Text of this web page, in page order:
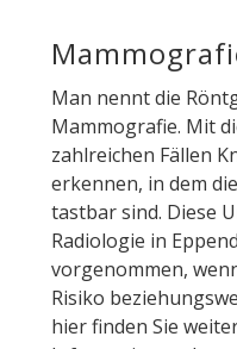
Man nennt die
Mammografie. Mit
zahlreichen Fällen
erkennen, in dem
tastbar sind. Diese
Radiologie in
vorgenommen,
Risiko
hier finden Sie